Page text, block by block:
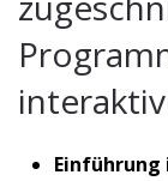
Einführung